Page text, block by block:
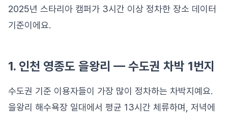
2025년 스타리아 캠퍼가 3시간 이상 정차한 장소 데이터
기준이에요.
1. 인천 영종도 을왕리 — 수도권 차박 1번지
수도권 기준 이용자들이 가장 많이 정차하는 차박지예요.
을왕리 해수욕장 일대에서 평균 13시간 체류하며, 저녁에